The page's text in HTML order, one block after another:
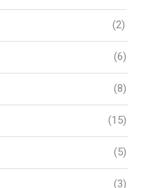
(2)
(6)
(8)
(15)
(5)
(3)